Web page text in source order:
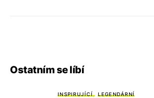
Ostatním se líbí
INSPIRUJÍCÍ LEGENDÁRNÍ